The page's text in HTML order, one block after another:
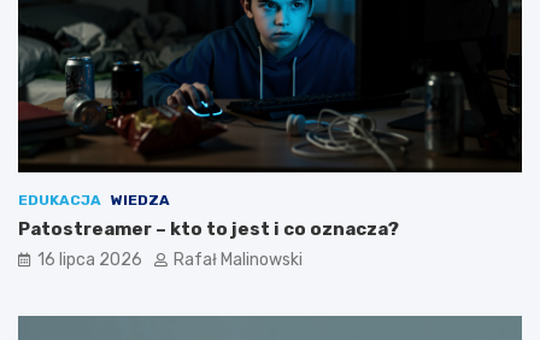
EDUKACJA WIEDZA
Patostreamer – kto to jest i co oznacza?
16 lipca 2026 Rafał Malinowski